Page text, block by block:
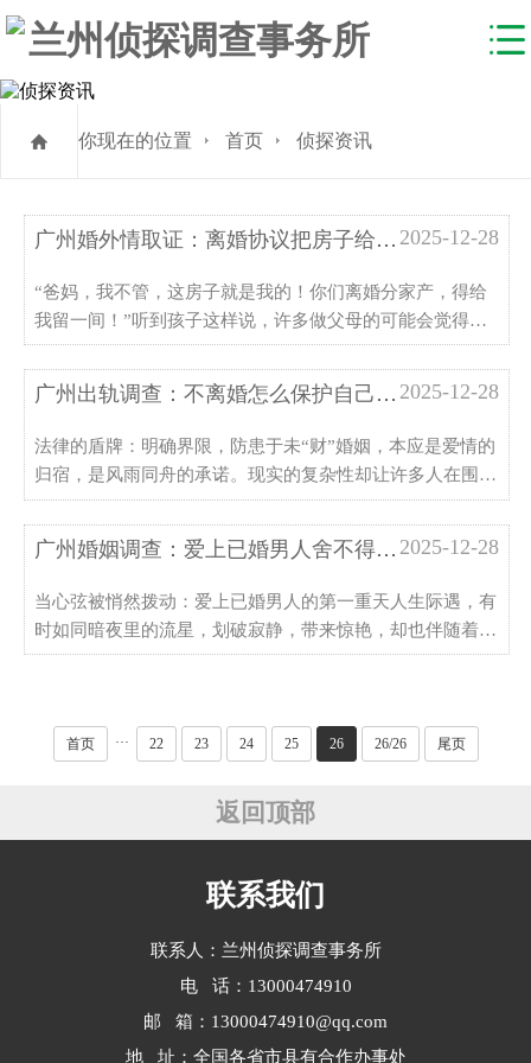
你现在的位置 首页 侦探资讯
2025-12-28
广州婚外情取证：离婚协议把房子给孩子有效吗，离婚协议万万不能写的话
“爸妈，我不管，这房子就是我的！你们离婚分家产，得给
我留一间！”听到孩子这样说，许多做父母的可能会觉得既
心疼又无奈，毕竟孩子是心头肉，总想给他们最好的。于
母脑海中闪过。这似乎是化解家庭矛盾、保障孩子未来最直
接···
2025-12-28
广州出轨调查：不离婚怎么保护自己的财产
法律的盾牌：明确界限，防患于未“财”婚姻，本应是爱情的
归宿，是风雨同舟的承诺。现实的复杂性却让许多人在围城
内外都倍感焦虑，特别是当涉及到个人财产时。很多人误以
为一旦步入婚姻，个人的辛苦积蓄就自动“上缴国库”，变成
了夫妻“共有”的财产，任凭对方处置。其实不然，法···
2025-12-28
广州婚姻调查：爱上已婚男人舍不得放弃怎么办
当心弦被悄然拨动：爱上已婚男人的第一重天人生际遇，有
时如同暗夜里的流星，划破寂静，带来惊艳，却也伴随着不
可预知的轨迹。你，是否正经历这样的时刻？一颗心，本已
首页 ··· 22 23 24 25 26 26/26 尾页
返回顶部
联系我们
联系人：兰州侦探调查事务所
电 话：13000474910
邮 箱：13000474910@qq.com
地 址：全国各省市县有合作办事处